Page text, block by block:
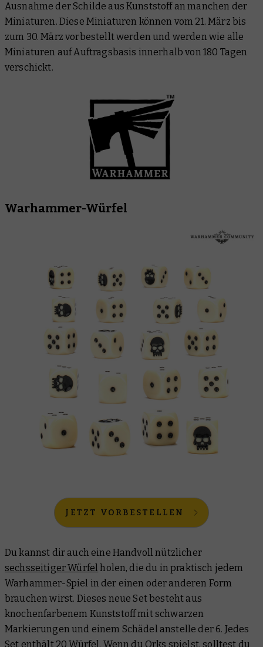
Ausnahme der Schilde aus Kunststoff an manchen der
Miniaturen. Diese Miniaturen können vom 21. März bis
zum 30. März vorbestellt werden und werden wie alle
Miniaturen auf Auftragsbasis innerhalb von 180 Tagen
verschickt.
Warhammer-Würfel
JETZT VORBESTELLEN
Du kannst dir auch eine Handvoll nützlicher
sechsseitiger Würfelholen, die du in praktisch jedem
Warhammer-Spiel in der einen oder anderen Form
brauchen wirst. Dieses neue Set besteht aus
knochenfarbenem Kunststoff mit schwarzen
Markierungen und einem Schädel anstelle der 6. Jedes
Set enthält 20 Würfel. Wenn du Orks spielst, solltest du